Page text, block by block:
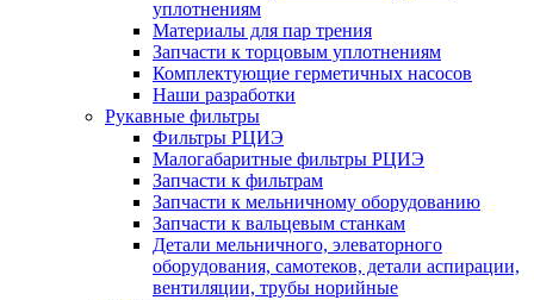
уплотнениям
Материалы для пар трения
Запчасти к торцовым уплотнениям
Комплектующие герметичных насосов
Наши разработки
Рукавные фильтры
Фильтры РЦИЭ
Малогабаритные фильтры РЦИЭ
Запчасти к фильтрам
Запчасти к мельничному оборудованию
Запчасти к вальцевым станкам
Детали мельничного, элеваторного
оборудования, самотеков, детали аспирации,
вентиляции, трубы норийные